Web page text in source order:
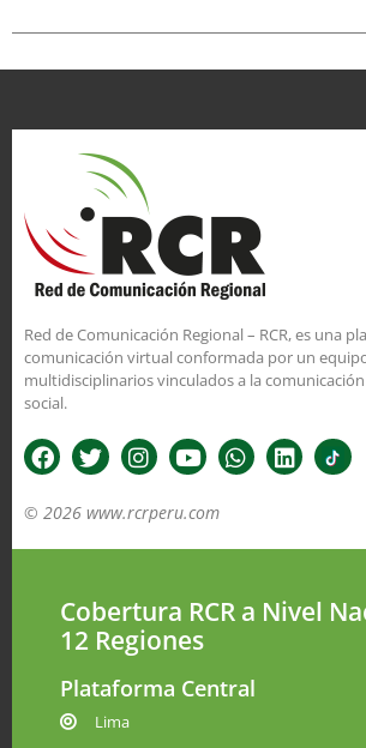
Red de Comunicación Regional – RCR, es una
comunicación virtual conformada por un
multidisciplinarios vinculados a la
social.
© 2026 www.rcrperu.com
Cobertura RCR a Nivel
12 Regiones
Plataforma Central
Lima